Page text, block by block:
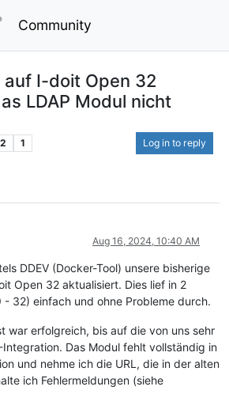
Community
I-doit Open 32
LDAP Modul nicht
1 Log in to reply
Aug 16, 2024, 10:40 AM
DDEV (Docker-Tool) unsere bisherige
Open 32 aktualisiert. Dies lief in 2
32) einfach und ohne Probleme durch.
war erfolgreich, bis auf die von uns sehr
Das Modul fehlt vollständig in
und nehme ich die URL, die in der alten
ich Fehlermeldungen (siehe